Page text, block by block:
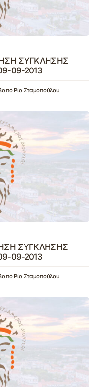
ΣΥΓΚΛΗΣΗΣ
09-2013
από Ρία Σταμοπούλου
ΣΥΓΚΛΗΣΗΣ
09-2013
από Ρία Σταμοπούλου